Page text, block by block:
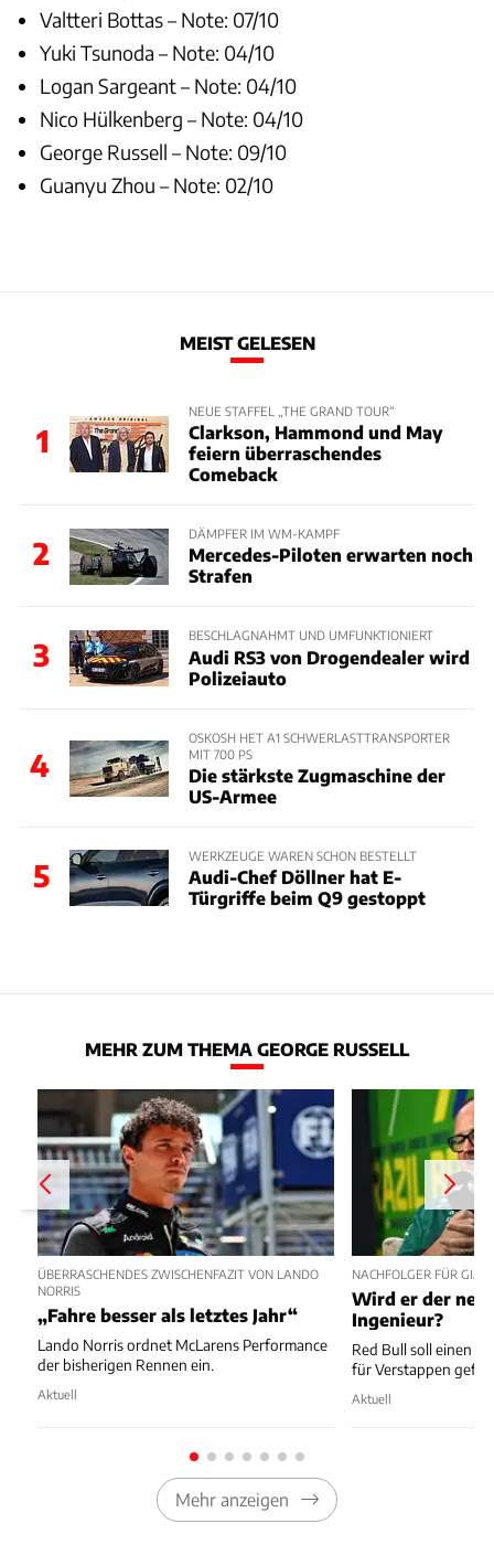
Valtteri Bottas – Note: 07/10
Yuki Tsunoda – Note: 04/10
Logan Sargeant – Note: 04/10
Nico Hülkenberg – Note: 04/10
George Russell – Note: 09/10
Guanyu Zhou – Note: 02/10
MEIST GELESEN
1
NEUE STAFFEL „THE GRAND TOUR“
Clarkson, Hammond und May
feiern überraschendes
Comeback
2
DÄMPFER IM WM-KAMPF
Mercedes-Piloten erwarten noch
Strafen
3
BESCHLAGNAHMT UND UMFUNKTIONIERT
Audi RS3 von Drogendealer wird
Polizeiauto
4
OSKOSH HET A1 SCHWERLASTTRANSPORTER
MIT 700 PS
Die stärkste Zugmaschine der
US-Armee
5
WERKZEUGE WAREN SCHON BESTELLT
Audi-Chef Döllner hat E-
Türgriffe beim Q9 gestoppt
MEHR ZUM THEMA GEORGE RUSSELL
ÜBERRASCHENDES ZWISCHENFAZIT VON LANDO
NORRIS
„Fahre besser als letztes Jahr“
Lando Norris ordnet McLarens Performance
der bisherigen Rennen ein.
Aktuell
NACHFOLGER FÜR
Wird er der
Ingenieur?
Red Bull soll einen
für Verstappen
Aktuell
Mehr anzeigen